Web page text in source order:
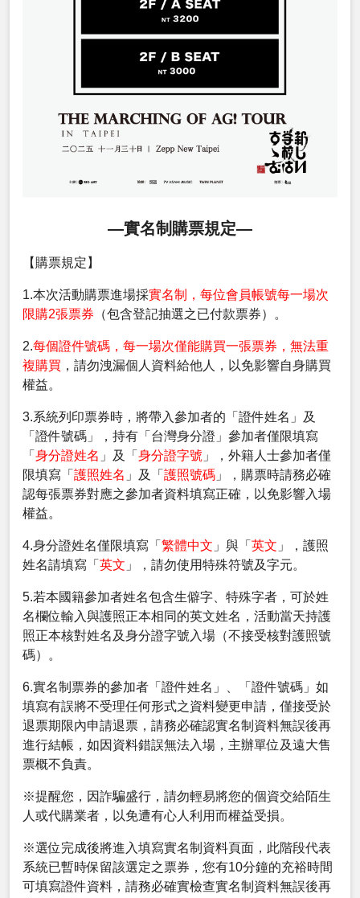
—實名制購票規定—
【購票規定】
1.本次活動購票進場採實名制，每位會員帳號每一場次
限購2張票券 （包含登記抽選之已付款票券）。
2.每個證件號碼，每一場次僅能購買一張票券，無法重
複購買 ，請勿洩漏個人資料給他人，以免影響自身購買
權益。
3.系統列印票券時，將帶入參加者的「證件姓名」及
「證件號碼」，持有「台灣身分證」參加者僅限填寫
「 身分證姓名 」及「 身分證字號 」，外籍人士參加者僅
限填寫「 護照姓名 」及「 護照號碼 」，購票時請務必確
認每張票券對應之參加者資料填寫正確，以免影響入場
權益。
4.身分證姓名僅限填寫「 繁體中文 」與「 英文 」，護照
姓名請填寫「 英文 」，請勿使用特殊符號及字元。
5.若本國籍參加者姓名包含生僻字、特殊字者，可於姓
名欄位輸入與護照正本相同的英文姓名，活動當天持護
照正本核對姓名及身分證字號入場（不接受核對護照號
碼）。
6.實名制票券的參加者「證件姓名」、「證件號碼」如
填寫有誤將不受理任何形式之資料變更申請，僅接受於
退票期限內申請退票，請務必確認實名制資料無誤後再
進行結帳，如因資料錯誤無法入場，主辦單位及遠大售
票概不負責。
※提醒您，因詐騙盛行，請勿輕易將您的個資交給陌生
人或代購業者，以免遭有心人利用而權益受損。
※選位完成後將進入填寫實名制資料頁面，此階段代表
系統已暫時保留該選定之票券，您有10分鐘的充裕時間
可填寫證件資料，請務必確實檢查實名制資料無誤後再